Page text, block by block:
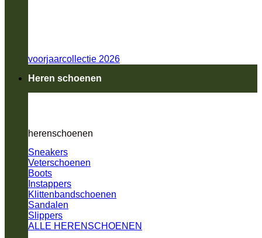
voorjaarcollectie 2026
Heren schoenen
herenschoenen
Sneakers
Veterschoenen
Boots
Instappers
Klittenbandschoenen
Sandalen
Slippers
ALLE HERENSCHOENEN